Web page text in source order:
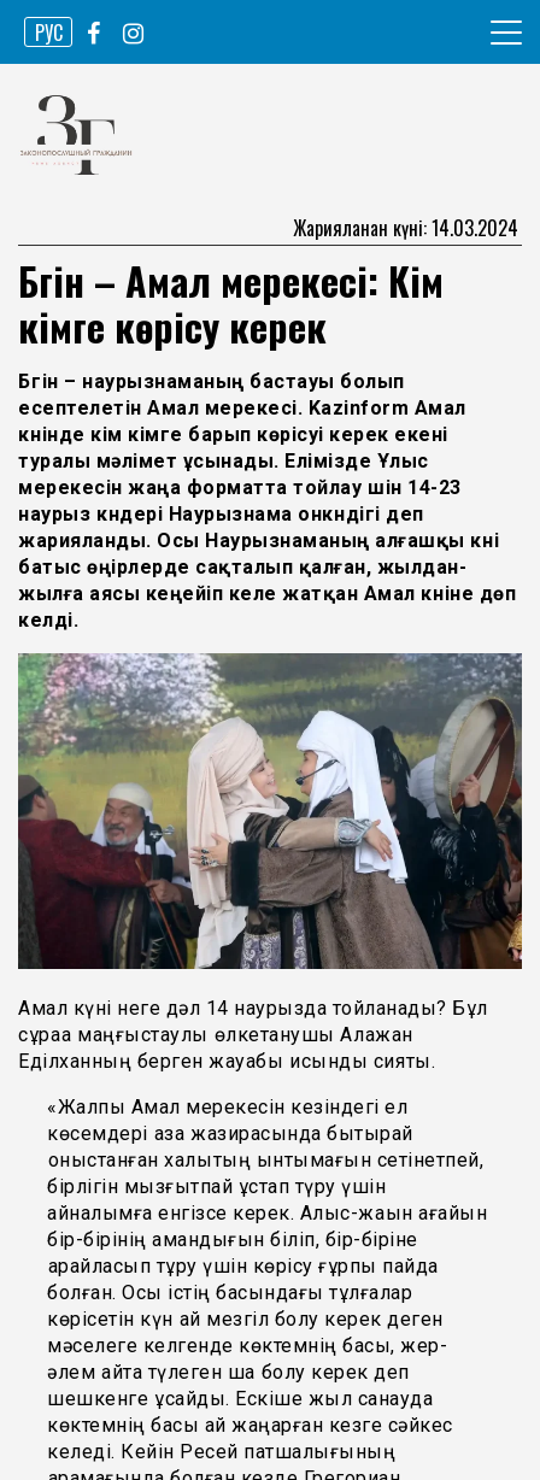
Skip
content
РУС
Законопослушный гражданин
Жарияланған күні: 14.03.2024
Бүгін – Амал мерекесі: Кім
кімге көрісу керек
Бүгін – наурызнаманың бастауы болып
есептелетін Амал мерекесі. Kazinform Амал
күнінде кім кімге барып көрісуі керек екені
туралы мәлімет ұсынады. Елімізде Ұлыс
мерекесін жаңа форматта тойлау үшін 14-23
наурыз күндері Наурызнама онкүндігі деп
жарияланды. Осы Наурызнаманың алғашқы күні
батыс өңірлерде сақталып қалған, жылдан-
жылға аясы кеңейіп келе жатқан Амал күніне дөп
келді.
Амал күні неге дәл 14 наурызда тойланады? Бұл
сұраққа маңғыстаулық өлкетанушы Алқажан
Еділханның берген жауабы қисынды сияқты.
«Жалпы Амал мерекесін кезіндегі ел
көсемдері қазақ жазирасында бытырай
қоныстанған халықтың ынтымағын сетінетпей,
бірлігін мызғытпай ұстап түру үшін
айналымға енгізсе керек. Алыс-жақын ағайын
бір-бірінің амандығын біліп, бір-біріне
қарайласып тұру үшін көрісу ғұрпы пайда
болған. Осы істің басындағы тұлғалар
көрісетін күн қай мезгіл болу керек деген
мәселеге келгенде көктемнің басы, жер-
әлем қайта түлеген шақ болу керек деп
шешкенге ұқсайды. Ескіше жыл санауда
көктемнің басы ай жаңарған кезге сәйкес
келеді. Кейін Ресей патшалығының